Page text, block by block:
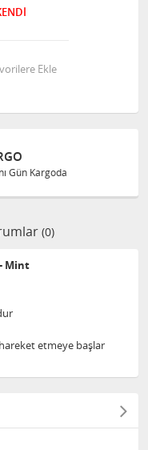
Ekle
Gün Kargoda
(0)
Mint
etmeye başlar